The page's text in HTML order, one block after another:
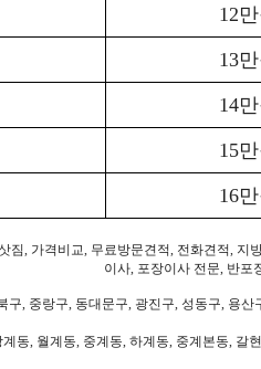
12
13
14
15
16
짐, 가격비교, 무료방문견적, 전화견적,
이사, 포장이사 전문, 반포
구, 중랑구, 동대문구, 광진구, 성동구, 용
동, 월계동, 중계동, 하계동, 중계본동,